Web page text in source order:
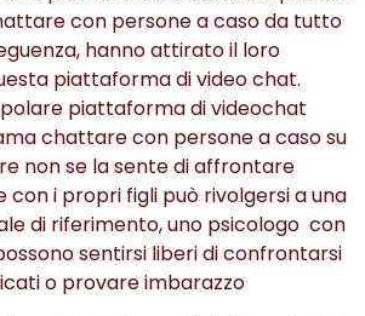
con persone a caso da tutto
hanno attirato il loro
piattaforma di video chat.
piattaforma di videochat
chattare con persone a caso su
non se la sente di affrontare
i propri figli può rivolgersi a una
di riferimento, uno psicologo con
sentirsi liberi di confrontarsi
o provare imbarazzo